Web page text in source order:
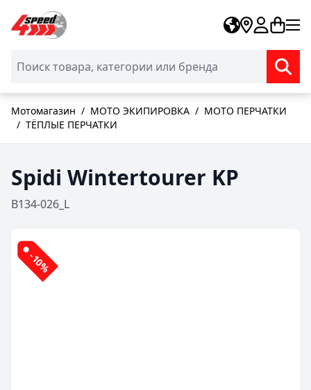
Skip to Content
Мотомагазин / МОТО ЭКИПИРОВКА / МОТО ПЕРЧАТКИ
/ ТЁПЛЫЕ ПЕРЧАТКИ
Spidi Wintertourer KP
B134-026_L
-10%